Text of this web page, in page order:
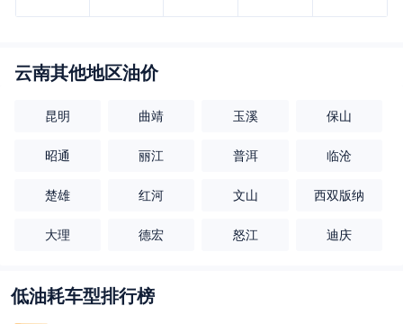
云南其他地区油价
昆明 曲靖 玉溪 保山
昭通 丽江 普洱 临沧
楚雄 红河 文山 西双版纳
大理 德宏 怒江 迪庆
低油耗车型排行榜